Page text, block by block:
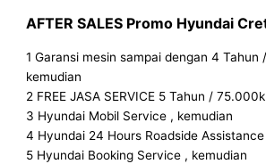
AFTER SALES Promo Hyundai
1 Garansi mesin sampai dengan 4 Tahun
kemudian
2 FREE JASA SERVICE 5 Tahun /
3 Hyundai Mobil Service , kemudian
4 Hyundai 24 Hours Roadside
5 Hyundai Booking Service , kemudian